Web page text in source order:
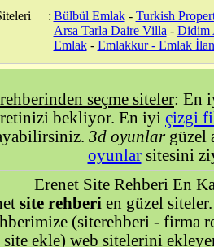
: Bülbül Emlak- Turkish
Arsa Tarla Daire Villa - Didim
Emlak- Emlakkur - Emlak İlan
seçme siteler: En
bekliyor. En iyi çizgi
3d oyunlargüzel
oyunlarsitesini
Erenet Site Rehberi En
site rehberi en güzel
(siterehberi - firma
ekle) web sitelerini